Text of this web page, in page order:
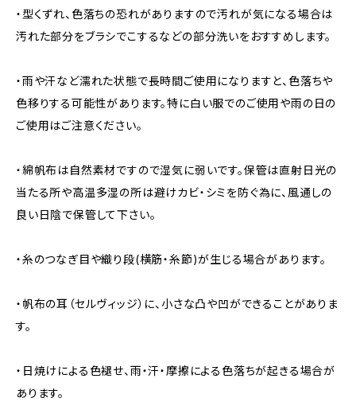
・型くずれ、色落ちの恐れがありますので汚れが気になる場合は
汚れた部分をブラシでこするなどの部分洗いをおすすめします。
・雨や汗など濡れた状態で長時間ご使用になりますと、色落ちや
色移りする可能性があります。特に白い服でのご使用や雨の日の
ご使用はご注意ください。
・綿帆布は自然素材ですので湿気に弱いです。保管は直射日光の
当たる所や高温多湿の所は避けカビ・シミを防ぐ為に、風通しの
良い日陰で保管して下さい。
・糸のつなぎ目や織り段(横筋・糸節)が生じる場合があります。
・帆布の耳（セルヴィッジ）に、小さな凸や凹ができることがありま
す。
・日焼けによる色褪せ、雨・汗・摩擦による色落ちが起きる場合が
あります。